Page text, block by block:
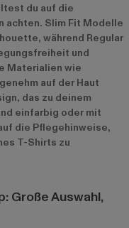
du auf die
achten. Slim Fit Modelle
während Regular
und
Materialien wie
auf der Haut
das zu deinem
einfarbig oder mit
die Pflegehinweise,
T-Shirts zu
Große Auswahl,